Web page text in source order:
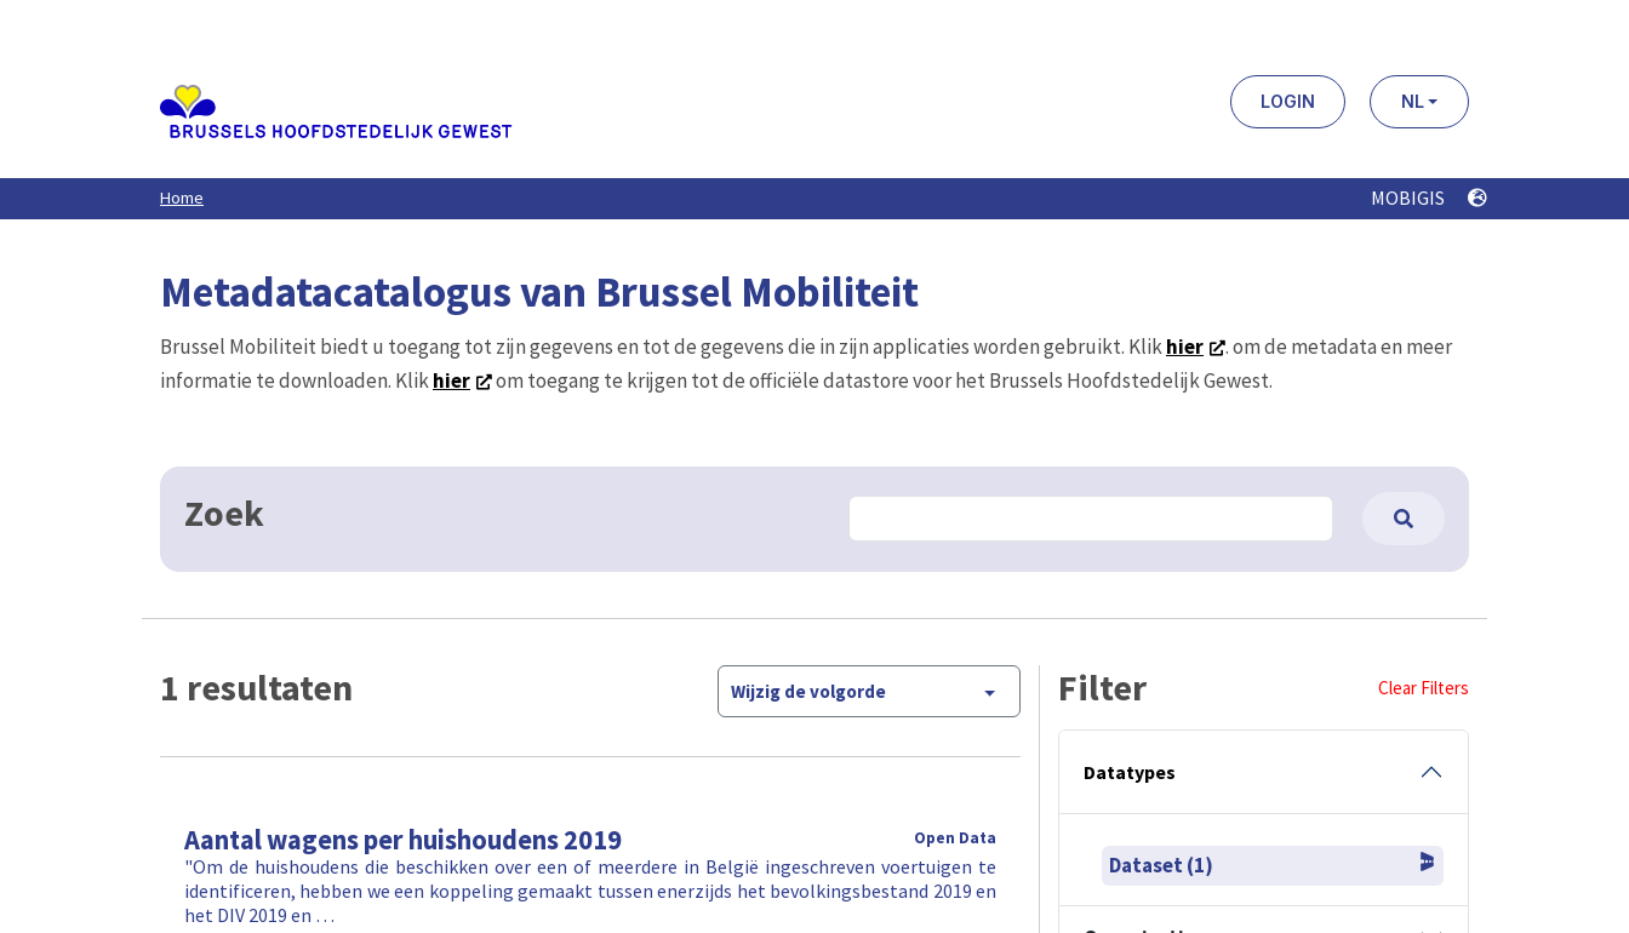
LOGIN NL
Home MOBIGIS
Metadatacatalogus van Brussel Mobiliteit
Brussel Mobiliteit biedt u toegang tot zijn gegevens en tot de gegevens die in zijn applicaties worden gebruikt. Klikhier
. om de metadata en meer
informatie te downloaden. Klikhier om toegang te krijgen tot de officiële datastore voor het Brussels Hoofdstedelijk Gewest.
Zoek
1 resultaten Wijzig de volgorde
Aantal wagens per huishoudens 2019 Open Data
"Om de huishoudens die beschikken over een of meerdere in België ingeschreven voertuigen te
identificeren, hebben we een koppeling gemaakt tussen enerzijds het bevolkingsbestand 2019 en
het DIV 2019 en …
Filter Clear Filters
Datatypes
Dataset (1)